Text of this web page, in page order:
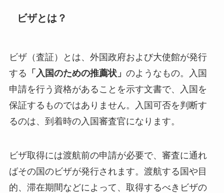
ビザとは？
ビザ（査証）とは、外国政府および大使館が発行
する 「入国のための推薦状」 のようなもの。入国
申請を行う資格があることを示す文書で、入国を
保証するものではありません。入国可否を判断す
るのは、到着時の入国審査官になります。
ビザ取得には渡航前の申請が必要で、審査に通れ
ばその国のビザが発行されます。渡航する国や目
的、滞在期間などによって、取得するべきビザの